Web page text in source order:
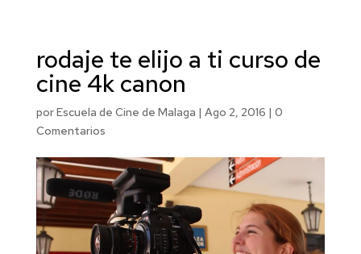
rodaje te elijo a ti curso de
cine 4k canon
porEscuela de Cine de Malaga | Ago 2, 2016 | 0
Comentarios